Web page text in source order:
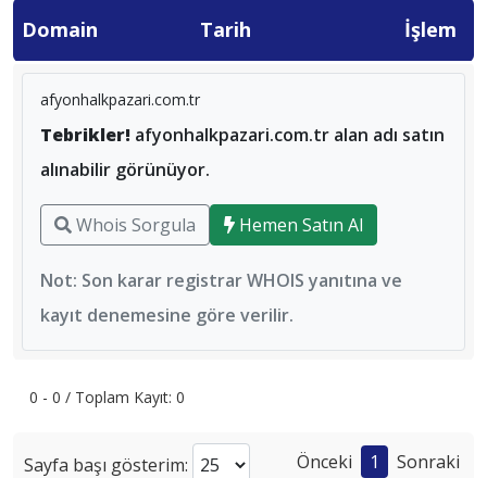
Domain Tarih İşlem
afyonhalkpazari.com.tr
Tebrikler! afyonhalkpazari.com.tr alan adı satın
alınabilir görünüyor.
Whois Sorgula Hemen Satın Al
Not: Son karar registrar WHOIS yanıtına ve
kayıt denemesine göre verilir.
0 - 0 / Toplam Kayıt: 0
Sayfa başı gösterim: Önceki 1 Sonraki